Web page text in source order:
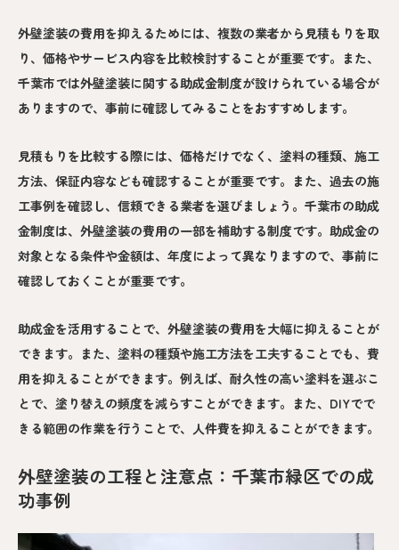
外壁塗装の費用を抑えるためには、複数の業者から見積もりを取
り、価格やサービス内容を比較検討することが重要です。また、
千葉市では外壁塗装に関する助成金制度が設けられている場合が
ありますので、事前に確認してみることをおすすめします。
見積もりを比較する際には、価格だけでなく、塗料の種類、施工
方法、保証内容なども確認することが重要です。また、過去の施
工事例を確認し、信頼できる業者を選びましょう。千葉市の助成
金制度は、外壁塗装の費用の一部を補助する制度です。助成金の
対象となる条件や金額は、年度によって異なりますので、事前に
確認しておくことが重要です。
助成金を活用することで、外壁塗装の費用を大幅に抑えることが
できます。また、塗料の種類や施工方法を工夫することでも、費
用を抑えることができます。例えば、耐久性の高い塗料を選ぶこ
とで、塗り替えの頻度を減らすことができます。また、DIYでで
きる範囲の作業を行うことで、人件費を抑えることができます。
外壁塗装の工程と注意点：千葉市緑区での成
功事例